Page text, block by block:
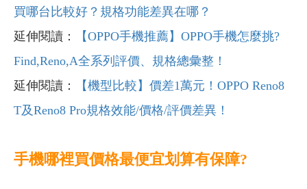
買哪台比較好？規格功能差異在哪？
延伸閱讀：
【OPPO手機推薦】OPPO手機怎麼挑?
Find,Reno,A全系列評價、規格總彙整！
延伸閱讀：
【機型比較】價差1萬元！OPPO Reno8
T及Reno8 Pro規格效能/價格/評價差異！
手機哪裡買價格最便宜划算有保障?